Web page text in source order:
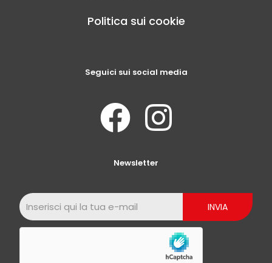
Politica sui cookie
Seguici sui social media
Newsletter